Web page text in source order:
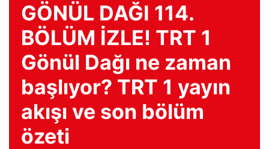
GÖNÜL DAĞI 114.
BÖLÜM İZLE! TRT 1
Gönül Dağı ne zaman
başlıyor? TRT 1 yayın
akışı ve son bölüm
özeti